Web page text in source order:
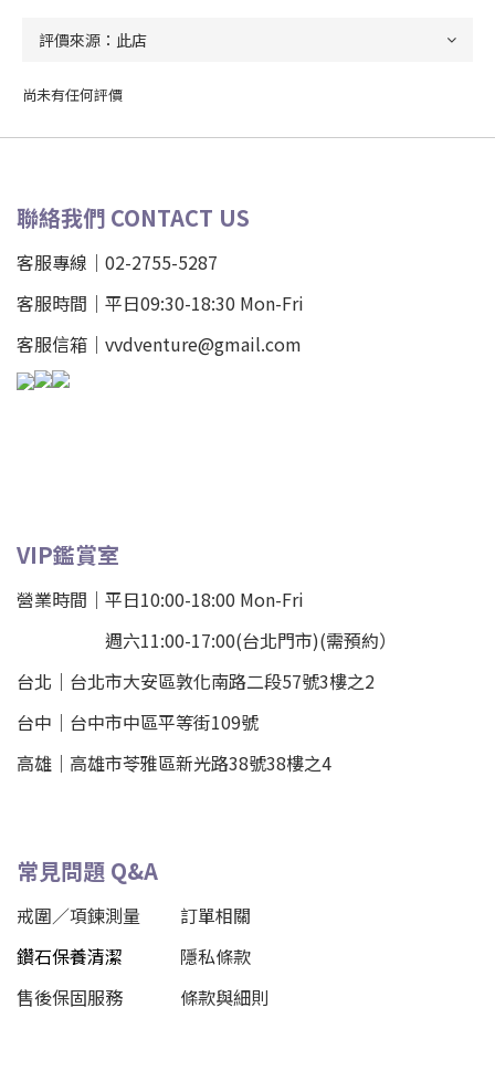
尚未有任何評價
聯絡我們 CONTACT US
客服專線｜02-2755-5287
客服時間｜平日09:30-18:30 Mon-Fri
客服信箱｜vvdventure@gmail.com
VIP鑑賞室
營業時間｜平日10:00-18:00 Mon-Fri
週六11:00-17:00(台北門市)(需預約）
台北 ｜ 台北市大安區敦化南路二段57號3樓之2
台中｜ 台中市中區平等街109號
高雄｜ 高雄市苓雅區新光路38號38樓之4
常見問題 Q&A
戒圍／項鍊測量
訂單相關
鑽石保養清潔
隱私條款
售後保固服務
條款與細則